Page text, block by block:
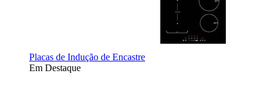
Placas de Indução de Encastre
Em Destaque